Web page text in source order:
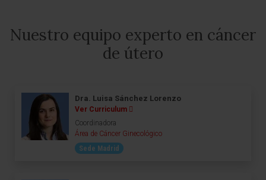
Nuestro equipo experto en cáncer
de útero
Dra. Luisa Sánchez Lorenzo
Ver Curriculum
Coordinadora
Área de Cáncer Ginecológico
Sede Madrid